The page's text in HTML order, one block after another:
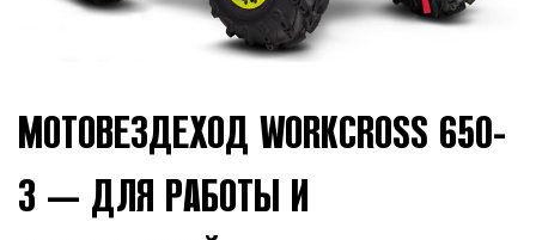
МОТОВЕЗДЕХОД WORKCROSS 650-
3 — ДЛЯ РАБОТЫ И